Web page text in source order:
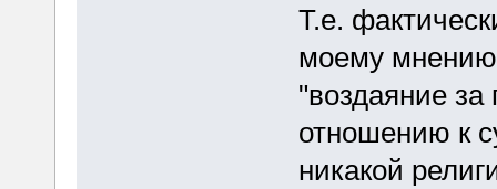
Т.е.
моему мнению
"воздаяние за
отношению к
никакой